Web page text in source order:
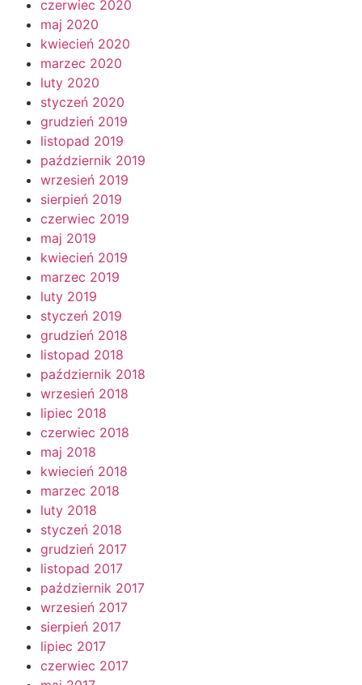
czerwiec 2020
maj 2020
kwiecień 2020
marzec 2020
luty 2020
styczeń 2020
grudzień 2019
listopad 2019
październik 2019
wrzesień 2019
sierpień 2019
czerwiec 2019
maj 2019
kwiecień 2019
marzec 2019
luty 2019
styczeń 2019
grudzień 2018
listopad 2018
październik 2018
wrzesień 2018
lipiec 2018
czerwiec 2018
maj 2018
kwiecień 2018
marzec 2018
luty 2018
styczeń 2018
grudzień 2017
listopad 2017
październik 2017
wrzesień 2017
sierpień 2017
lipiec 2017
czerwiec 2017